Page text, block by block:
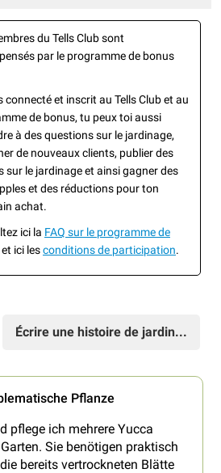
du Tells Club sont
par le programme de bonus
connecté et inscrit au Tells Club et au
de bonus, tu peux toi aussi
à des questions sur le jardinage,
de nouveaux clients, publier des
sur le jardinage et ainsi gagner des
et des réductions pour ton
achat.
ici la FAQ sur le programme de
et ici lesconditions de participation.
Écrire une histoire de jardin...
Pflanze
pflege ich mehrere Yucca
Sie benötigen praktisch
bereits vertrockneten Blätte